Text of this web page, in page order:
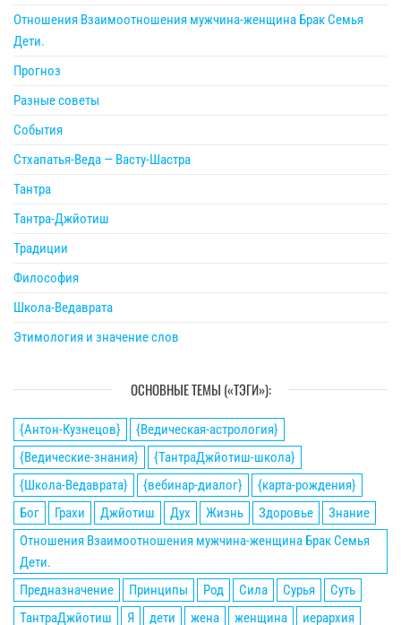
Отношения Взаимоотношения мужчина-женщина Брак Семья
Дети.
Прогноз
Разные советы
События
Стхапатья-Веда — Васту-Шастра
Тантра
Тантра-Джйотиш
Традиции
Философия
Школа-Ведаврата
Этимология и значение слов
ОСНОВНЫЕ ТЕМЫ («ТЭГИ»):
{Антон-Кузнецов}
{Ведическая-астрология}
{Ведические-знания}
{ТантраДжйотиш-школа}
{Школа-Ведаврата}
{вебинар-диалог}
{карта-рождения}
Бог
Грахи Джйотиш Дух Жизнь Здоровье
Знание
Отношения Взаимоотношения мужчина-женщина Брак Семья
Дети.
Предназначение
Принципы Род Сила Сурья
Суть
ТантраДжйотиш
Я дети жена женщина иерархия